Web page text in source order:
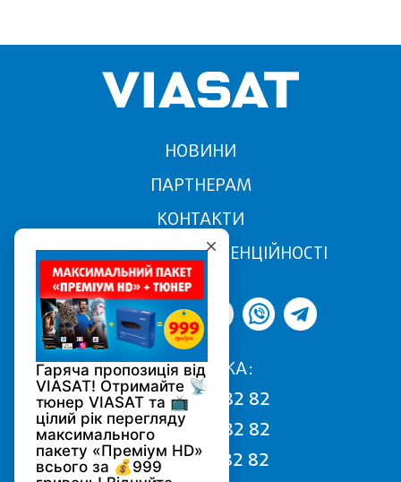
НОВИНИ
ПАРТНЕРАМ
КОНТАКТИ
ПОЛІТИКА КОНФІДЕНЦІЙНОСТІ
ПІДТРИМКА:
068 170 82 82
050 170 82 82
093 170 82 82